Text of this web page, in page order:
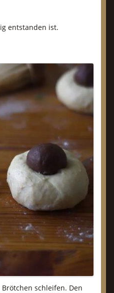
entstanden ist.
schleifen. Den